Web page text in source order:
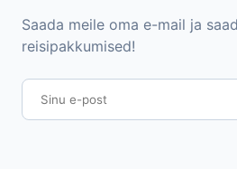
Saada meile oma e-mail ja
reisipakkumised!